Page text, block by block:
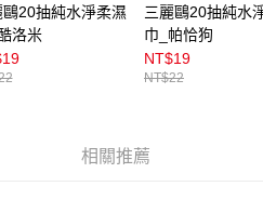
)免運費
鷗20抽純水淨柔濕
洛米
三麗鷗20抽純水
巾_帕恰狗
NT$19
NT$22
相關推薦